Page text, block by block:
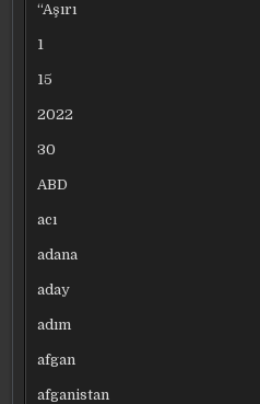
“Aşırı
1
15
2022
30
ABD
acı
adana
aday
adım
afgan
afganistan